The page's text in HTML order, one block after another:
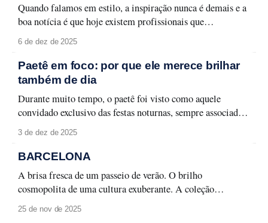
Quando falamos em estilo, a inspiração nunca é demais e a
boa notícia é que hoje existem profissionais que
transformam moda em aprendizado, aplicabilidade e
merecem atenção e que podem transformar a forma como
você olha para o seu guarda-roupa, sua rotina
6 de dez de 2025
Paetê em foco: por que ele merece brilhar
também de dia
Durante muito tempo, o paetê foi visto como aquele
convidado exclusivo das festas noturnas, sempre associado a
produções glamourosas, luz baixa e ocasiões especiais. A
precisa ficar guardado para depois. Ele pode (e deve!)
3 de dez de 2025
BARCELONA
A brisa fresca de um passeio de verão. O brilho
cosmopolita de uma cultura exuberante. A coleção
Barcelona destaca a cidade que atrai olhares do mundo
25 de nov de 2025